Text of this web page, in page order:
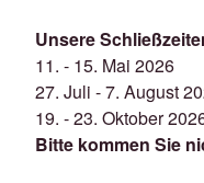
Unsere
11. - 15. Mai 2026
27. Juli - 7. August
19. - 23. Oktober
Bitte kommen Sie